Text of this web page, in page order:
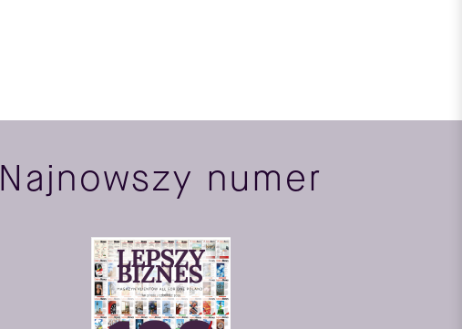
Najnowszy numer